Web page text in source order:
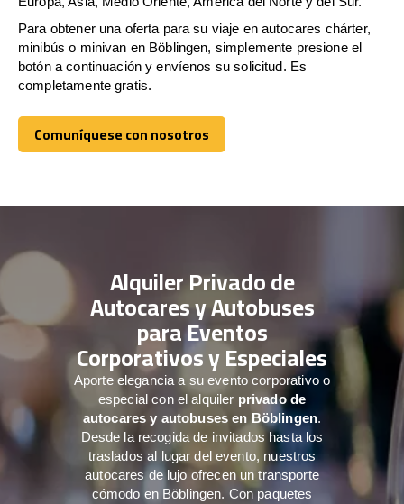
Para obtener una oferta para su viaje en autocares chárter,
minibús o minivan en Böblingen, simplemente presione el
botón a continuación y envíenos su solicitud. Es
completamente gratis.
Comuníquese con nosotros
Comuníquese con nosotros
Alquiler Privado de
Autocares y Autobuses
para Eventos
Corporativos y Especiales
Aporte elegancia a su evento corporativo o
especial con el alquiler privado de
autocares y autobuses en Böblingen.
Desde la recogida de invitados hasta los
traslados al lugar del evento, nuestros
autocares de lujo ofrecen un transporte
cómodo en Böblingen. Con paquetes